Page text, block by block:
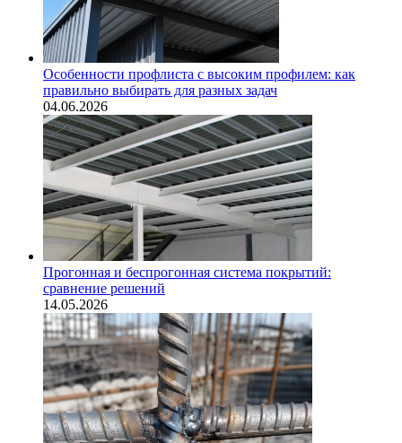
Особенности профлиста с высоким профилем: как
правильно выбирать для разных задач
04.06.2026
Прогонная и беспрогонная система покрытий:
сравнение решений
14.05.2026